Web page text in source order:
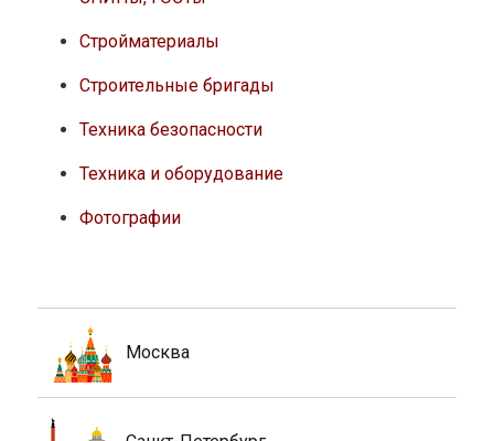
Стройматериалы
Строительные бригады
Техника безопасности
Техника и оборудование
Фотографии
Москва